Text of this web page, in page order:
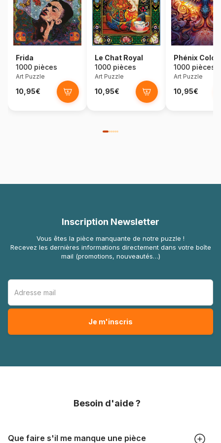
Frida
1000 pièces
Art Puzzle
10,95€
Le Chat Royal
1000 pièces
Art Puzzle
10,95€
Phénix
1000 pièces
Art Puzzle
10,95€
Inscription Newsletter
Vous êtes la pièce manquante de notre puzzle !
Recevez les dernières informations directement dans votre boîte
mail (promotions, nouveautés…)
Besoin d'aide ?
Que faire s'il me manque une pièce